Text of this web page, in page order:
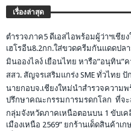
เรื่องล่าสุด
ตำรวจภาค5 ดีเอสไอพร้อมผู้ว่าฯเชีย
เฮโรอีน8.2กก.ใส่ขวดครีมกันแดดปลา
มินอองไลง์ เยือนไทย หารือ”อนุทิน
สสว. สัญจรเสริมแกร่ง SME ทั่วไทย
นายกอบจ.เชียงใหม่นำสำรวจความ
ปรึกษาคณะกรรมการมรดกโลก ที่จ
กลุ่มจังหวัดภาคเหนือตอนบน 1 ขับเค
เมืองเหนือ 2569” ยกร้านเด็ดสินค้า